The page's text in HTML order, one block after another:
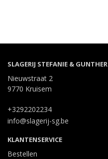
SLAGERIJ STEFANIE & GUNTHER
Nieuwstraat 2
9770 Kruisem
+3292202234
info@slagerij-sg.be
KLANTENSERVICE
Bestellen